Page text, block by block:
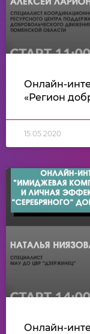
Онлайн-
«Регион
15.05.2020
Онлайн-